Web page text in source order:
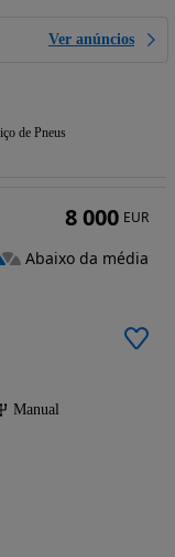
Ver anúncios
de Pneus
Manual
8 000 EUR
Abaixo da média